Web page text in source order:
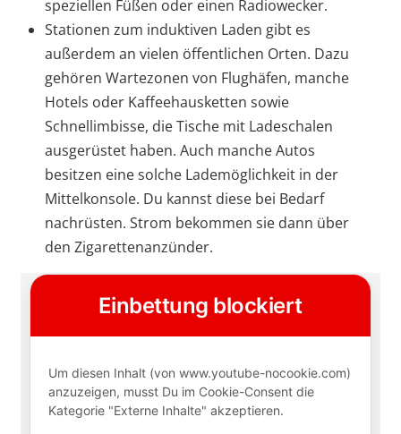
speziellen Füßen oder einen Radiowecker.
Stationen zum induktiven Laden gibt es
außerdem an vielen öffentlichen Orten. Dazu
gehören Wartezonen von Flughäfen, manche
Hotels oder Kaffeehausketten sowie
Schnellimbisse, die Tische mit Ladeschalen
ausgerüstet haben. Auch manche Autos
besitzen eine solche Lademöglichkeit in der
Mittelkonsole. Du kannst diese bei Bedarf
nachrüsten. Strom bekommen sie dann über
den Zigarettenanzünder.